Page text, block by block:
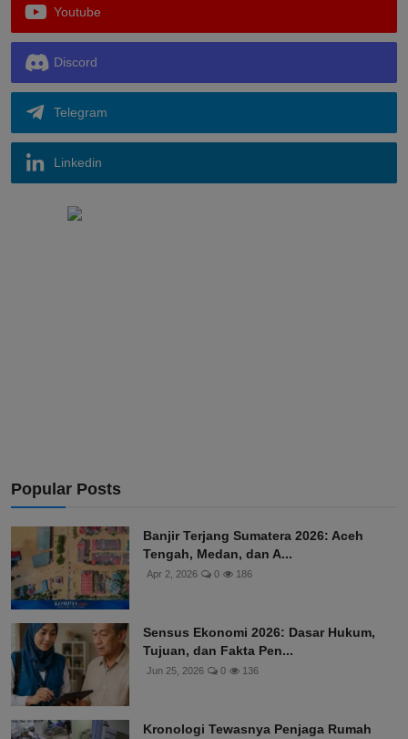
Youtube
Discord
Telegram
Linkedin
Popular Posts
Banjir Terjang Sumatera 2026: Aceh
Tengah, Medan, dan A...
Apr 2, 2026 0 186
Sensus Ekonomi 2026: Dasar Hukum,
Tujuan, dan Fakta Pen...
Jun 25, 2026 0 136
Kronologi Tewasnya Penjaga Rumah